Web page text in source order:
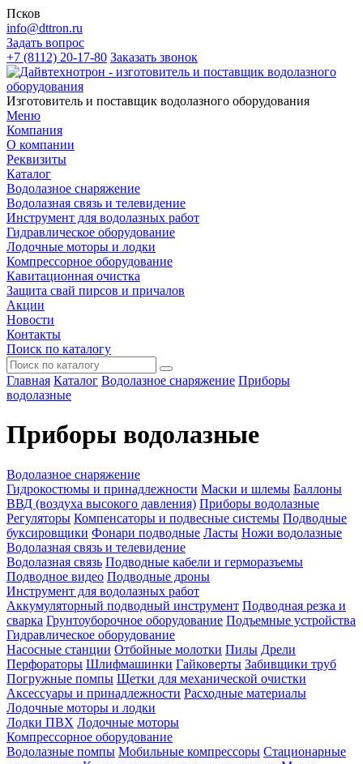
Псков
info@dttron.ru
Задать вопрос
+7 (8112) 20-17-80 Заказать звонок
Изготовитель и поставщик водолазного оборудования
Меню
Компания
О компании
Реквизиты
Каталог
Водолазное снаряжение
Водолазная связь и телевидение
Инструмент для водолазных работ
Гидравлическое оборудование
Лодочные моторы и лодки
Компрессорное оборудование
Кавитационная очистка
Защита свай пирсов и причалов
Акции
Новости
Контакты
Поиск по каталогу
Главная Каталог Водолазное снаряжение Приборы
водолазные
Приборы водолазные
Водолазное снаряжение
Гидрокостюмы и принадлежности Маски и шлемы Баллоны
ВВД (воздуха высокого давления) Приборы водолазные
Регуляторы Компенсаторы и подвесные системы Подводные
буксировщики Фонари подводные Ласты Ножи водолазные
Водолазная связь и телевидение
Водолазная связь Подводные кабели и герморазъемы
Подводное видео Подводные дроны
Инструмент для водолазных работ
Аккумуляторный подводный инструмент Подводная резка и
сварка Грунтоуборочное оборудование Подъемные устройства
Гидравлическое оборудование
Насосные станции Отбойные молотки Пилы Дрели
Перфораторы Шлифмашинки Гайковерты Забивщики труб
Погружные помпы Щетки для механической очистки
Аксессуары и принадлежности Расходные материалы
Лодочные моторы и лодки
Лодки ПВХ Лодочные моторы
Компрессорное оборудование
Водолазные помпы Мобильные компрессоры Стационарные